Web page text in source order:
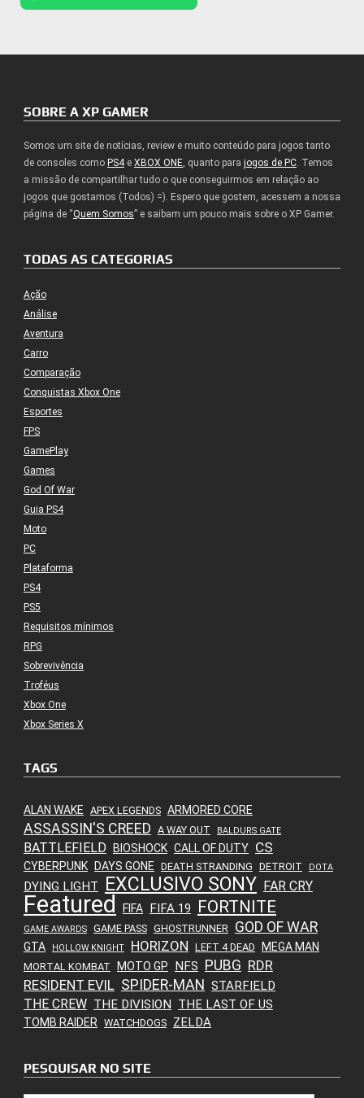
SOBRE A XP GAMER
Somos um site de notícias, review e muito conteúdo para jogos tanto
de consoles como PS4e XBOX ONE, quanto para jogos de PC. Temos
a missão de compartilhar tudo o que conseguirmos em relação ao
jogos que gostamos (Todos) =). Espero que gostem, acessem a nossa
página de “Quem Somos” e saibam um pouco mais sobre o XP Gamer.
TODAS AS CATEGORIAS
Ação
Análise
Aventura
Carro
Comparação
Conquistas Xbox One
Esportes
FPS
GamePlay
Games
God Of War
Guia PS4
Moto
PC
Plataforma
PS4
PS5
Requisitos mínimos
RPG
Sobrevivência
Troféus
Xbox One
Xbox Series X
TAGS
ALAN WAKE APEX LEGENDS ARMORED CORE
ASSASSIN'S CREED A WAY OUT BALDURS GATE
BATTLEFIELD BIOSHOCK CALL OF DUTY CS
CYBERPUNK DAYS GONE DEATH STRANDING DETROIT DOTA
DYING LIGHT EXCLUSIVO SONY FAR CRY
Featured FIFA FIFA 19 FORTNITE
GAME AWARDS GAME PASS GHOSTRUNNER GOD OF WAR
GTA HOLLOW KNIGHT HORIZON LEFT 4 DEAD MEGA MAN
MORTAL KOMBAT MOTO GP NFS PUBG RDR
RESIDENT EVIL SPIDER-MAN STARFIELD
THE CREW THE DIVISION THE LAST OF US
TOMB RAIDER WATCHDOGS ZELDA
PESQUISAR NO SITE